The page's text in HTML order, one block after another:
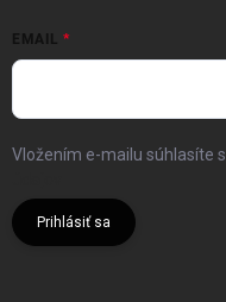
EMAIL
Vložením e-mailu súhlasíte s
Prihlásiť sa